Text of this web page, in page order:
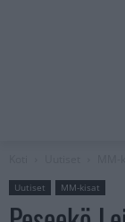
Uutiset MM-kisat